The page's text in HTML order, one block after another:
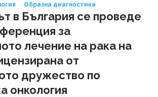
Образна диагностика
в България се проведе
за
лечение на рака на
от
дружество по
онкология